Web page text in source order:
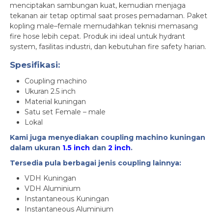
menciptakan sambungan kuat, kemudian menjaga
tekanan air tetap optimal saat proses pemadaman. Paket
kopling male–female memudahkan teknisi memasang
fire hose lebih cepat. Produk ini ideal untuk hydrant
system, fasilitas industri, dan kebutuhan fire safety harian.
Spesifikasi:
Coupling machino
Ukuran 2.5 inch
Material kuningan
Satu set Female – male
Lokal
Kami juga menyediakan coupling machino kuningan
dalam ukuran 1.5 inch dan 2 inch.
Tersedia pula berbagai jenis coupling lainnya:
VDH Kuningan
VDH Aluminium
Instantaneous Kuningan
Instantaneous Aluminium